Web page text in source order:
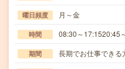
曜日頻度 月～金
時間 08:30～17:1520:45
期間 長期でお仕事できる